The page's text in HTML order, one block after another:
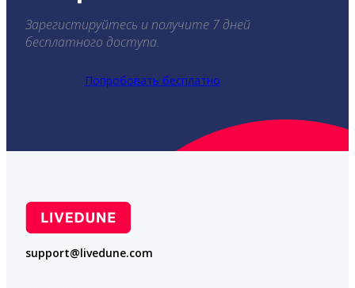
Зарегистируйтесь и получите 7 дней
бесплатного доступа.
Попробовать бесплатно
support@livedune.com